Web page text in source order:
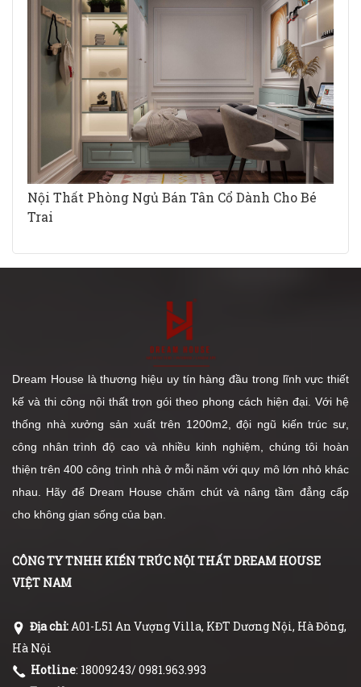
Nội Thất Phòng Ngủ Bán Tân Cổ Dành Cho Bé
Trai
Dream House là thương hiệu uy tín hàng đầu trong lĩnh vực thiết
kế và thi công nội thất trọn gói theo phong cách hiện đại. Với hệ
thống nhà xưởng sản xuất trên 1200m2, đội ngũ kiến trúc sư,
công nhân trình độ cao và nhiều kinh nghiệm, chúng tôi hoàn
thiện trên 400 công trình nhà ở mỗi năm với quy mô lớn nhỏ khác
nhau. Hãy để Dream House chăm chút và nâng tầm đẳng cấp
cho không gian sống của bạn.
CÔNG TY TNHH KIẾN TRÚC NỘI THẤT DREAM HOUSE
VIỆT NAM
Địa chỉ:A01-L51 An Vượng Villa, KĐT Dương Nội, Hà Đông,
Hà Nội
Hotline: 18009243/ 0981.963.993